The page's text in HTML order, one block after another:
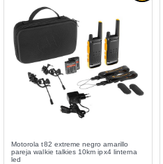
Motorola t82 extreme negro amarillo
pareja walkie talkies 10km ipx4 linterna
led